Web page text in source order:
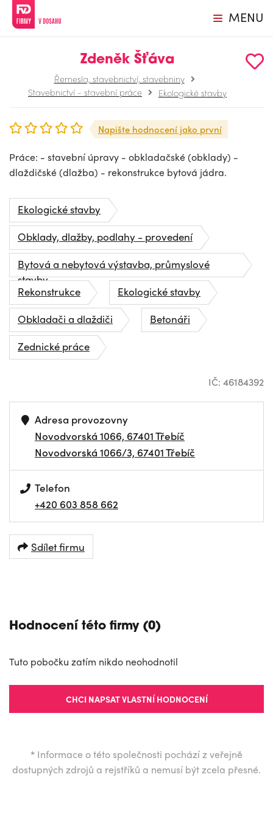
MENU
Zdeněk Šťáva
Řemesla, stavebnictví, stavebniny
Stavebnictví - stavební práce
Ekologické stavby
Napište hodnocení jako první
Práce: - stavební úpravy - obkladačské (obklady) -
dlaždičské (dlažba) - rekonstrukce bytová jádra.
Ekologické stavby
Obklady, dlažby, podlahy - provedení
Bytová a nebytová výstavba, průmyslové
stavby
Rekonstrukce
Ekologické stavby
Obkladači a dlaždiči
Betonáři
Zednické práce
IČ: 46184392
Adresa provozovny
Novodvorská 1066, 67401 Třebíč
Novodvorská 1066/3, 67401 Třebíč
Telefon
+420 603 858 662
Sdílet firmu
Hodnocení této firmy (0)
Tuto pobočku zatím nikdo neohodnotil
CHCI NAPSAT VLASTNÍ HODNOCENÍ
* Informace o této společnosti pochází z veřejně
dostupných zdrojů a rejstříků a nemusí být zcela přesné.